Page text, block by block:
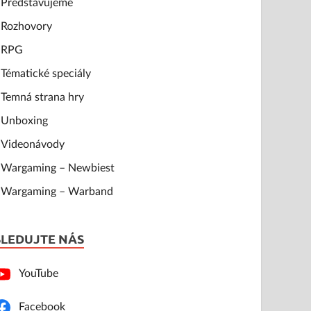
Představujeme
Rozhovory
RPG
Tématické speciály
Temná strana hry
Unboxing
Videonávody
Wargaming – Newbiest
Wargaming – Warband
NÁS
YouTube
Facebook